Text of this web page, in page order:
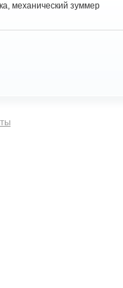
механический зуммер